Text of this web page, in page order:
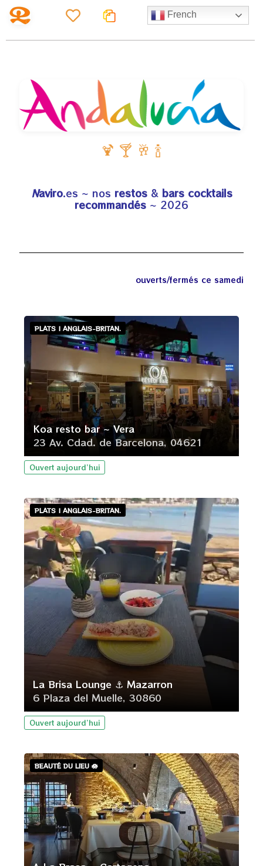
French
🍹 🍸 🥂 🍾
Naviro.es ~ nos restos &bars cocktails
recommandés ~ 2026
ouverts/fermés ce samedi
PLATS | ANGLAIS-BRITAN.
Koa resto bar ~ Vera
23 Av. Cdad. de Barcelona, 04621
Ouvert aujourd’hui
PLATS | ANGLAIS-BRITAN.
La Brisa Lounge ⚓ Mazarron
6 Plaza del Muelle, 30860
Ouvert aujourd’hui
BEAUTÉ DU LIEU 🪷